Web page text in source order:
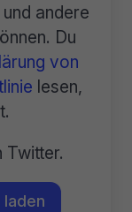
andere
Du
von
lesen,
Twitter.